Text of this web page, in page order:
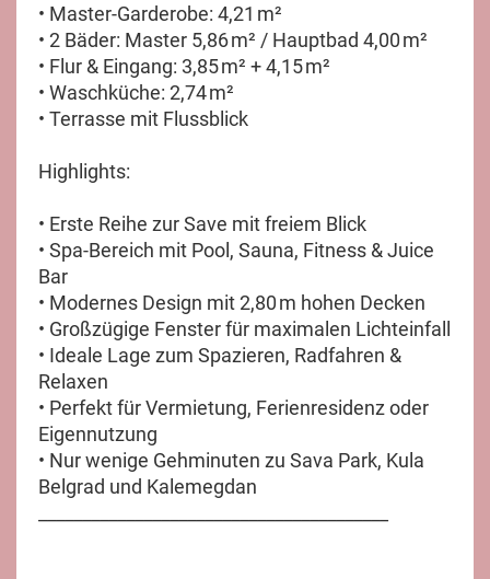
• Master-Garderobe: 4,21 m²
• 2 Bäder: Master 5,86 m² / Hauptbad 4,00 m²
• Flur & Eingang: 3,85 m² + 4,15 m²
• Waschküche: 2,74 m²
• Terrasse mit Flussblick
Highlights:
• Erste Reihe zur Save mit freiem Blick
• Spa-Bereich mit Pool, Sauna, Fitness & Juice
Bar
• Modernes Design mit 2,80 m hohen Decken
• Großzügige Fenster für maximalen Lichteinfall
• Ideale Lage zum Spazieren, Radfahren &
Relaxen
• Perfekt für Vermietung, Ferienresidenz oder
Eigennutzung
• Nur wenige Gehminuten zu Sava Park, Kula
Belgrad und Kalemegdan